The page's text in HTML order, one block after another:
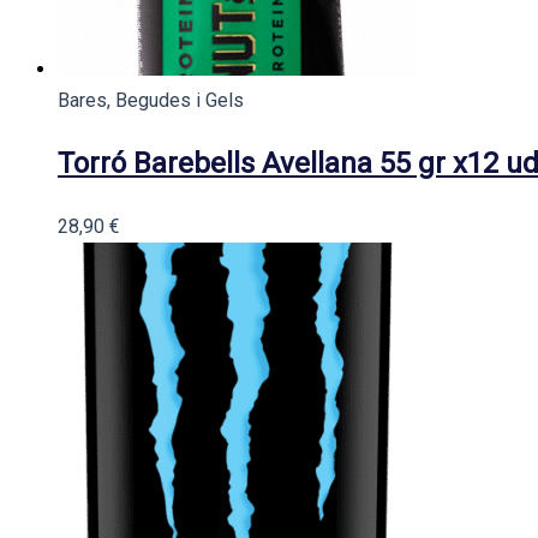
Bares, Begudes i Gels
Torró Barebells Avellana 55 gr x12
28,90 €